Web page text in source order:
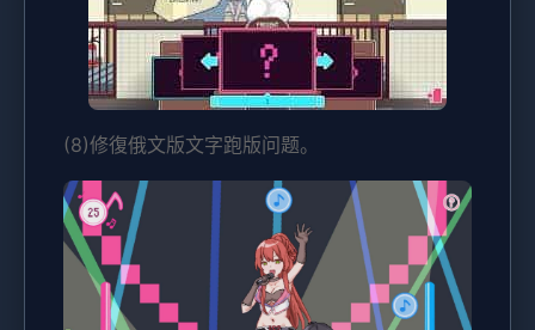
(8)修復俄文版文字跑版问题。